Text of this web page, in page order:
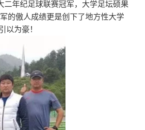
年纪足球联赛冠军，大学足坛硕果
的傲人成绩更是创下了地方性大学
为豪！